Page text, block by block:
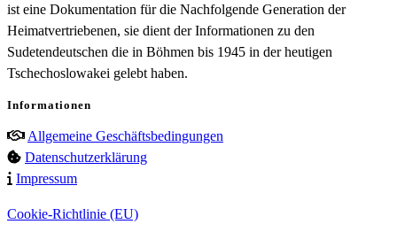
ist eine Dokumentation für die Nachfolgende Generation der
Heimatvertriebenen, sie dient der Informationen zu den
Sudetendeutschen die in Böhmen bis 1945 in der heutigen
Tschechoslowakei gelebt haben.
Informationen
Allgemeine Geschäftsbedingungen
Datenschutzerklärung
Impressum
Cookie-Richtlinie (EU)